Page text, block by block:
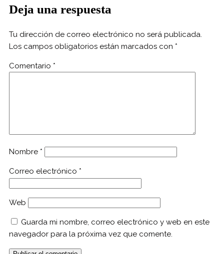
Deja una respuesta
Tu dirección de correo electrónico no será publicada.
Los campos obligatorios están marcados con *
Comentario *
Nombre *
Correo electrónico *
Web
Guarda mi nombre, correo electrónico y web en este
navegador para la próxima vez que comente.